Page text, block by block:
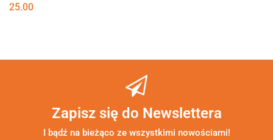
25.00
Zapisz się do Newslettera
I bądź na bieżąco ze wszystkimi nowościami!